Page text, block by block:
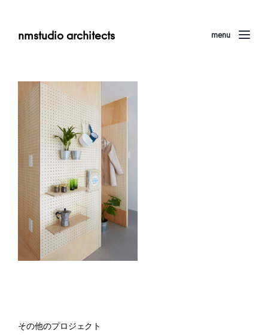
nmstudio architects menu
その他のプロジェクト